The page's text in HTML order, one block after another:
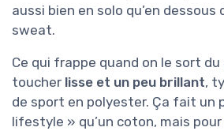
aussi bien en solo qu’en dessous
sweat.
Ce qui frappe quand on le sort du
toucher lisse et un peu brillant,
de sport en polyester. Ça fait un
lifestyle » qu’un coton, mais